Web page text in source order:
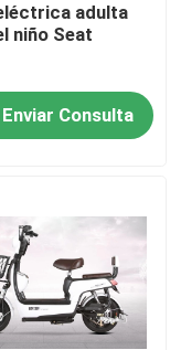
adulta
niño Seat
Enviar Consulta